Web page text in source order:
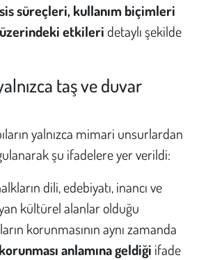
süreçleri, kullanım biçimleri
etkileridetaylı şekilde
taş ve duvar
yalnızca mimari unsurlardan
şu ifadelere yer verildi:
dili, edebiyatı, inancı ve
kültürel alanlar olduğu
korunmasının aynı zamanda
anlamına geldiği ifade